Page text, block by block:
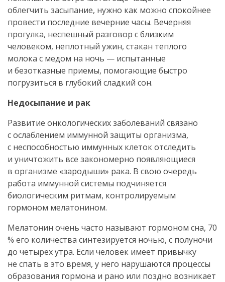
облегчить засыпание, нужно как можно спокойнее
провести последние вечерние часы. Вечерняя
прогулка, неспешный разговор с близким
человеком, неплотный ужин, стакан теплого
молока с медом на ночь — испытанные
и безотказные приемы, помогающие быстро
погрузиться в глубокий сладкий сон.
Недосыпание и рак
Развитие онкологических заболеваний связано
с ослаблением иммунной защиты организма,
с неспособностью иммунных клеток отследить
и уничтожить все закономерно появляющиеся
в организме «зародыши» рака. В свою очередь
работа иммунной системы подчиняется
биологическим ритмам, контролируемым
гормоном мелатонином.
Мелатонин очень часто называют гормоном сна, 70
% его количества синтезируется ночью, с полуночи
до четырех утра. Если человек имеет привычку
не спать в это время, у него нарушаются процессы
образования гормона и рано или поздно возникает